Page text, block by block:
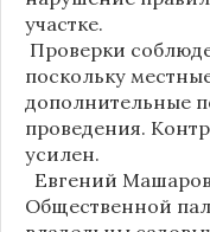
участке.
Проверки
поскольку
дополнительные
проведения.
усилен.
Евгений
Общественной